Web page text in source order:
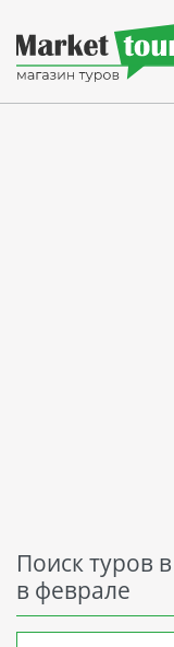
Поиск туров
в феврале